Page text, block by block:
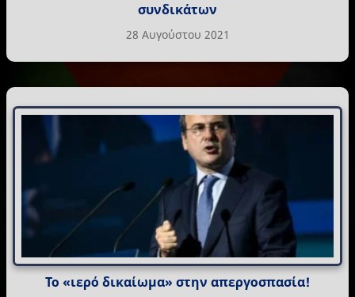
συνδικάτων
28 Αυγούστου 2021
Το «ιερό δικαίωμα» στην απεργοσπασία!